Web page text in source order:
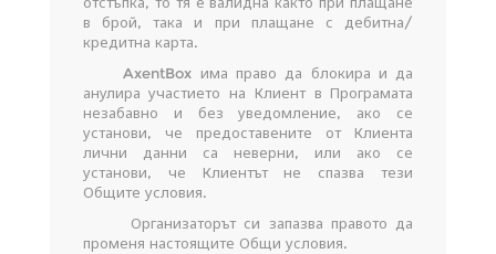
в брой, така и при плащане с дебитна/
кредитна карта.
AxentBox има право да блокира и да
анулира участието на Клиент в Програмата
незабавно и без уведомление, ако се
установи, че предоставените от Клиента
лични данни са неверни, или ако се
установи, че Клиентът не спазва тези
Общите условия.
Организаторът си запазва правото да
променя настоящите Общи условия.